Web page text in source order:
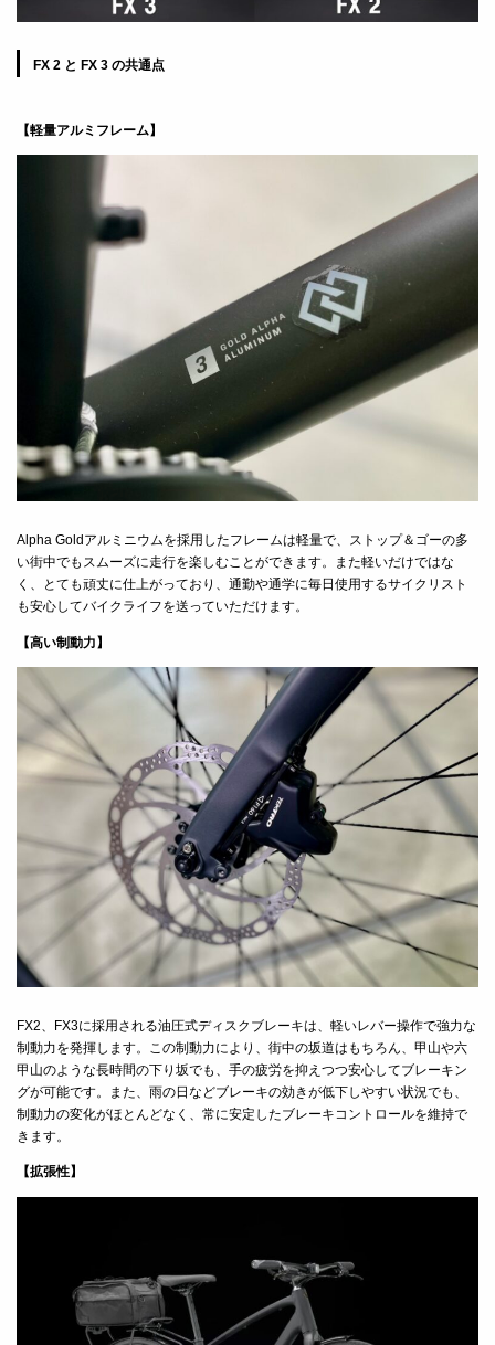
FX 2 と FX 3 の共通点
【軽量アルミフレーム】
Alpha Goldアルミニウムを採用したフレームは軽量で、ストップ＆ゴーの多
い街中でもスムーズに走行を楽しむことができます。また軽いだけではな
く、とても頑丈に仕上がっており、通勤や通学に毎日使用するサイクリスト
も安心してバイクライフを送っていただけます。
【高い制動力】
FX2、FX3に採用される油圧式ディスクブレーキは、軽いレバー操作で強力な
制動力を発揮します。この制動力により、街中の坂道はもちろん、甲山や六
甲山のような長時間の下り坂でも、手の疲労を抑えつつ安心してブレーキン
グが可能です。また、雨の日などブレーキの効きが低下しやすい状況でも、
制動力の変化がほとんどなく、常に安定したブレーキコントロールを維持で
きます。
【拡張性】